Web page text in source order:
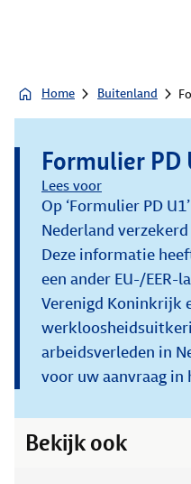
Home Buitenland
Formulier PD
Lees voor
Op ‘Formulier PD
Nederland
Deze informatie
een ander EU-/EER-
Verenigd Koninkrijk
arbeidsverleden in
voor uw aanvraag in
Bekijk ook